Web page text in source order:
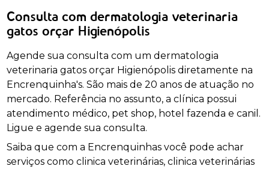
Consulta com dermatologia veterinaria
gatos orçar Higienópolis
Agende sua consulta com um dermatologia
veterinaria gatos orçar Higienópolis diretamente na
Encrenquinha's. São mais de 20 anos de atuação no
mercado. Referência no assunto, a clínica possui
atendimento médico, pet shop, hotel fazenda e canil.
Ligue e agende sua consulta.
Saiba que com a Encrenquinhas você pode achar
serviços como clinica veterinárias, clinica veterinárias